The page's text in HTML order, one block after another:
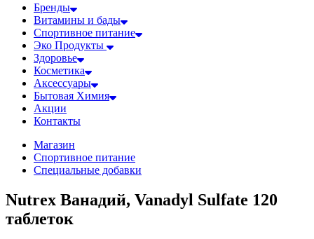
Бренды
Витамины и бады
Спортивное питание
Эко Продукты
Здоровье
Косметика
Аксессуары
Бытовая Химия
Акции
Контакты
Магазин
Спортивное питание
Специальные добавки
Nutrex Ванадий, Vanadyl Sulfate 120
таблеток